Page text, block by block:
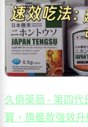
久億藥局 - 第四代
寶，旗艦款強效